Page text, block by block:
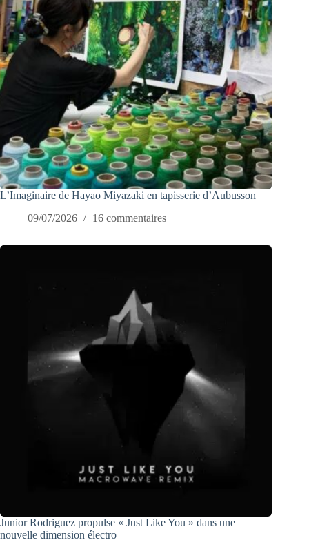
L’Imaginaire de Hayao Miyazaki en tapisserie d’Aubusson
09/07/2026
16 commentaires
Junior Rodriguez propulse « Just Like You » dans une
nouvelle dimension électro